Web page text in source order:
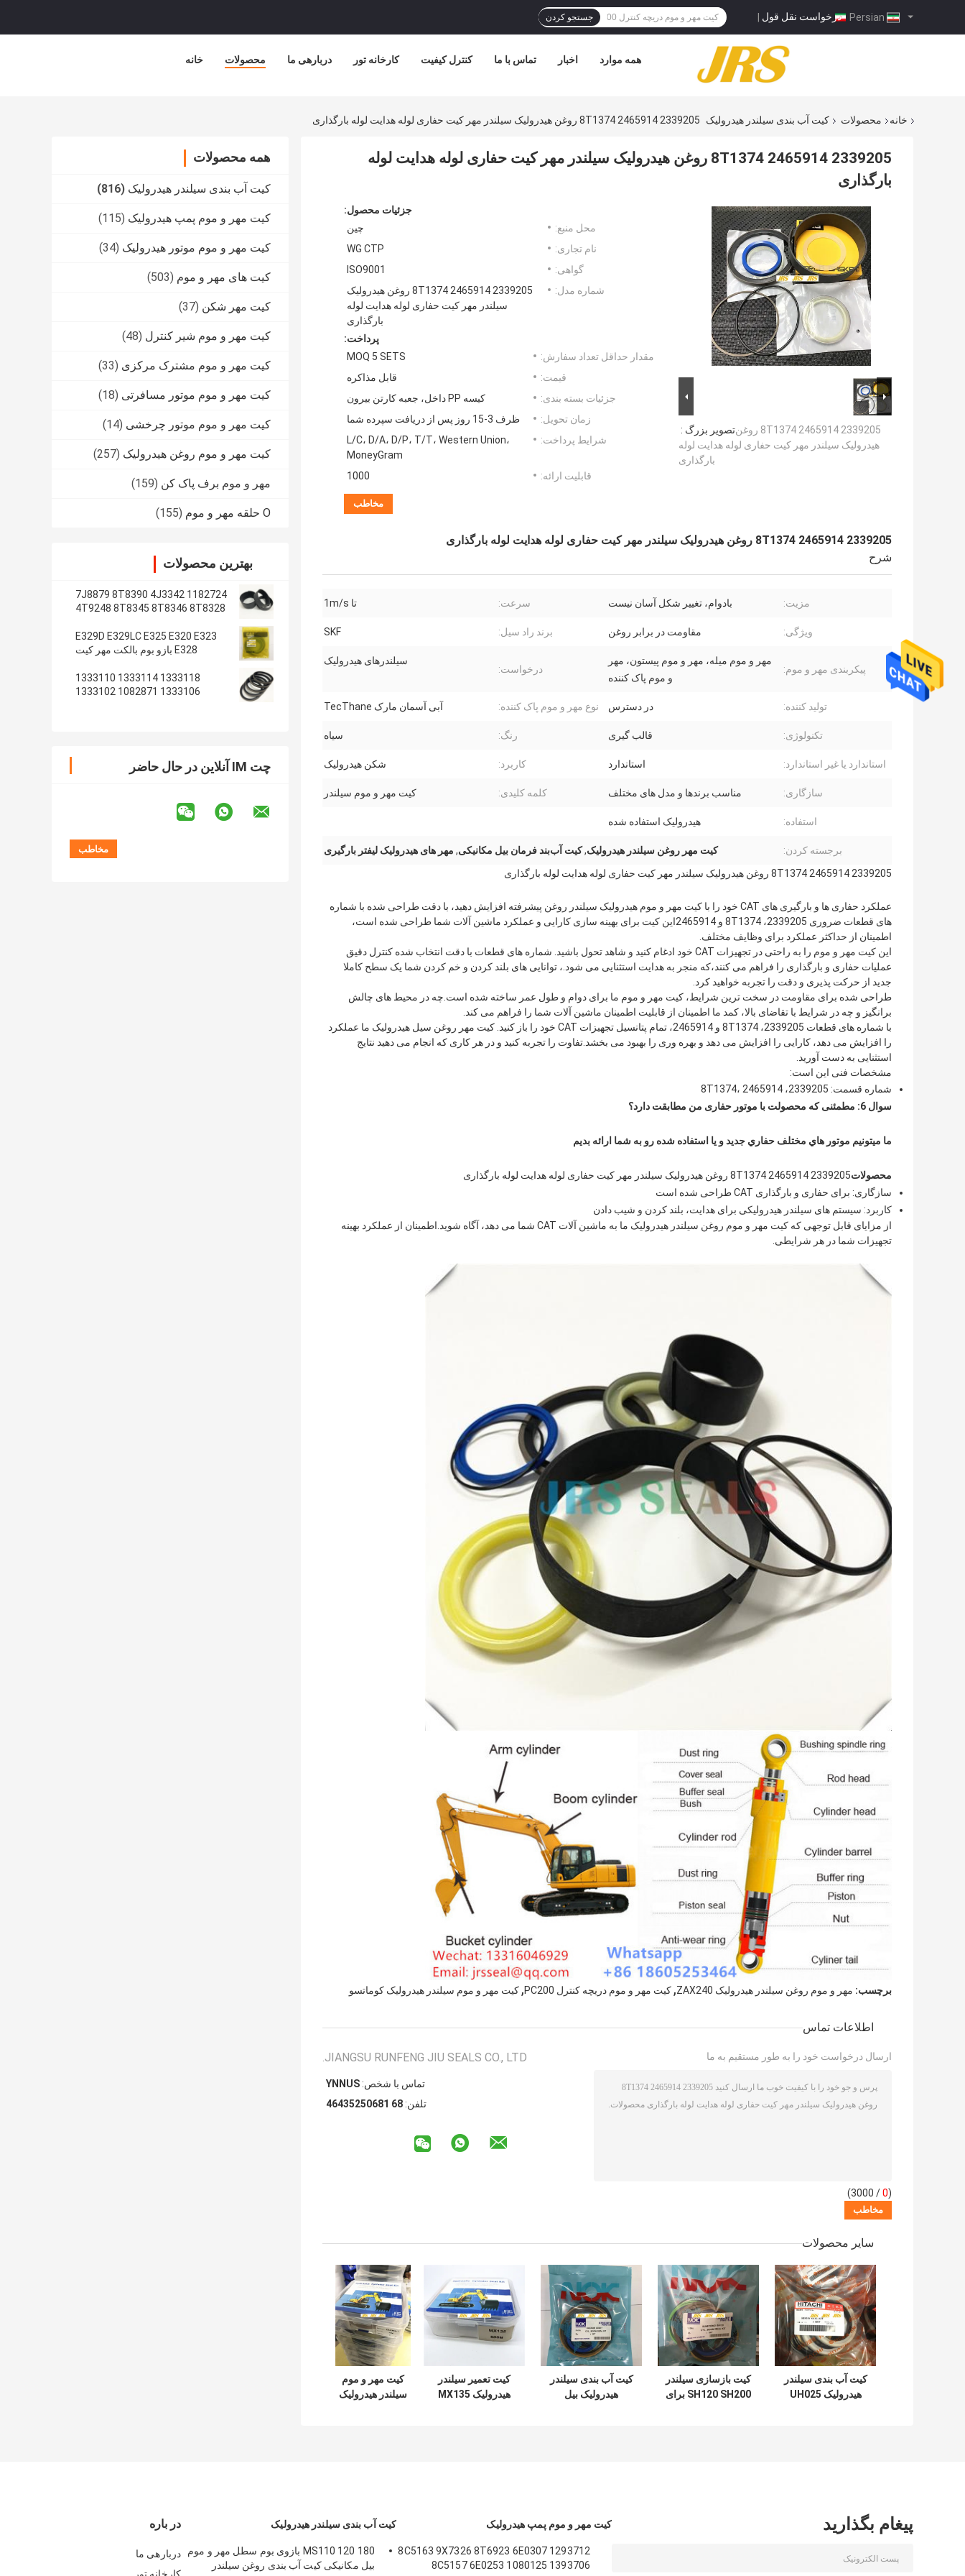
درخواست نقل قول | جستجو کردن
خانه محصولات دربارهی ما کارخانه تور کنترل کیفیت تماس با ما اخبار همه موارد
خانه محصولات کیت آب بندی سیلندر هیدرولیک 2339205 8T1374 2465914 روغن هیدرولیک سیلندر مهر کیت حفاری لوله هدایت لوله بارگذاری
همه محصولات
کیت آب بندی سیلندر هیدرولیک (816)
کیت مهر و موم پمپ هیدرولیک (115)
کیت مهر و موم موتور هیدرولیک (34)
کیت های مهر و موم (503)
کیت مهر شکن (37)
کیت مهر و موم شیر کنترل (48)
کیت مهر و موم مشترک مرکزی (33)
کیت مهر و موم موتور مسافرتی (18)
کیت مهر و موم موتور چرخشی (14)
کیت مهر و موم روغن هیدرولیک (257)
مهر و موم برف پاک کن (159)
O حلقه مهر و موم (155)
بهترین محصولات
1182724 7J8879 8T8390 4J3342
4T9248 8T8345 8T8346 8T8328
E329D E329LC E325 E320 E323
E328 بازو بوم بالکت مهر کیت
1333118 1333114 1333110
1333106 1082871 1333102
چت IM آنلاین در حال حاضر
2339205 8T1374 2465914 روغن هیدرولیک سیلندر مهر کیت حفاری لوله هدایت لوله
بارگذاری
تصویر بزرگ :2339205 8T1374 2465914 روغن
هیدرولیک سیلندر مهر کیت حفاری لوله هدایت لوله
بارگذاری
جزئیات محصول:
محل منبع:
چین
نام تجاری:
WG CTP
گواهی:
ISO9001
شماره مدل:
2339205 8T1374 2465914 روغن هیدرولیک
سیلندر مهر کیت حفاری لوله هدایت لوله
بارگذاری
پرداخت:
مقدار حداقل تعداد سفارش:
MOQ 5 SETS
قیمت:
قابل مذاکره
جزئیات بسته بندی:
کیسه PP داخل، جعبه کارتن بیرون
زمان تحویل:
ظرف 3-15 روز پس از دریافت سپرده شما
شرایط پرداخت:
L/C، D/A، D/P، T/T، Western Union،
MoneyGram
قابلیت ارائه:
1000
مخاطب
2339205 8T1374 2465914 روغن هیدرولیک سیلندر مهر کیت حفاری لوله هدایت لوله بارگذاری
شرح
مزیت: بادوام، تغییر شکل آسان نیست سرعت: تا 1m/s
ویژگی: مقاومت در برابر روغن برند راد سیل: SKF
پیکربندی مهر و موم:
مهر و موم میله، مهر و موم پیستون، مهر
و موم پاک کننده
درخواست:
سیلندرهای هیدرولیک
تولید کننده: در دسترس نوع مهر و موم پاک کننده: آبی آسمان مارک TecThane
تکنولوژی: قالب گیری رنگ: سیاه
استاندارد یا غیر استاندارد: استاندارد کاربرد: شکن هیدرولیک
سازگاری: مناسب برندها و مدل های مختلف کلمه کلیدی: کیت مهر و موم سیلندر
استفاده: هیدرولیک استفاده شده
برجسته کردن: کیت مهر روغن سیلندر هیدرولیک,کیت آب‌بند فرمان بیل مکانیکی, مهر های هیدرولیک لیفتر بارگیری
2339205 8T1374 2465914 روغن هیدرولیک سیلندر مهر کیت حفاری لوله هدایت لوله بارگذاری
عملکرد حفاری ها و بارگیری های CAT خود را با کیت مهر و موم هیدرولیک سیلندر روغن پیشرفته افزایش دهید، با دقت طراحی شده با شماره
های قطعات ضروری 2339205، 8T1374 و 2465914این کیت برای بهینه سازی کارایی و عملکرد ماشین آلات شما طراحی شده است،
اطمینان از حداکثر عملکرد برای وظایف مختلف.
این کیت مهر و موم را به راحتی در تجهیزات CAT خود ادغام کنید و شاهد تحول باشید. شماره های قطعات با دقت انتخاب شده کنترل دقیق
عملیات حفاری و بارگذاری را فراهم می کنند،که منجر به هدایت استثنایی می شود.، توانایی های بلند کردن و خم کردن شما یک سطح کاملا
جدید از حرکت پذیری و دقت را تجربه خواهید کرد.
طراحی شده برای مقاومت در سخت ترین شرایط، کیت مهر و موم ما برای دوام و طول عمر ساخته شده است.چه در محیط های چالش
برانگیز و چه در شرایط با تقاضای بالا، کمد ما اطمینان از قابلیت اطمینان ماشین آلات شما را فراهم می کند.
با شماره های قطعات 2339205، 8T1374 و 2465914، تمام پتانسیل تجهیزات CAT خود را باز کنید. کیت مهر روغن سیل هیدرولیک ما عملکرد
را افزایش می دهد، کارایی را افزایش می دهد و بهره وری را بهبود می بخشد.تفاوت را تجربه کنید و در هر کاری که انجام می دهید نتایج
استثنایی به دست آورید.
مشخصات فنی این است:
شماره قسمت: 2339205، 8T1374، 2465914
سوال 6: مطمئنی که محصولت با موتور حفاری من مطابقت دارد؟
ما ميتونيم موتور هاي مختلف حفاري جديد و يا استفاده شده رو به شما ارائه بديم
محصولات2339205 8T1374 2465914 روغن هیدرولیک سیلندر مهر کیت حفاری لوله هدایت لوله بارگذاری
سازگاری: برای حفاری و بارگذاری CAT طراحی شده است
کاربرد: سیستم های سیلندر هیدرولیکی برای هدایت، بلند کردن و شیب دادن
از مزایای قابل توجهی که کیت مهر و موم روغن سیلندر هیدرولیک ما به ماشین آلات CAT شما می دهد، آگاه شوید.اطمینان از عملکرد بهینه
تجهیزات شما در هر شرایطی.
برچسب: مهر و موم روغن سیلندر هیدرولیک ZAX240 , کیت مهر و موم دریچه کنترل PC200 , کیت مهر و موم سیلندر هیدرولیک کوماتسو
اطلاعات تماس
JIANGSU RUNFENG JIU SEALS CO., LTD.
تماس با شخص: SUNNY
تلفن: 86 18605253464
ارسال درخواست خود را به طور مستقیم به ما
(
0
/ 3000)
سایر محصولات
کیت آب بندی سیلندر
هیدرولیک UH025
کیت بازسازی سیلندر
SH120 SH200 برای
کیت آب بندی سیلندر
هیدرولیک بیل
کیت تعمیر سیلندر
هیدرولیک MX135
کیت مهر و موم
سیلندر هیدرولیک
در باره
دربارهی ما
کیت آب بندی سیلندر هیدرولیک
MS110 120 180 بازوی بوم سطل مهر و موم
بیل مکانیکی کیت آب بندی روغن سیلندر
کیت مهر و موم پمپ هیدرولیک
8C5163 9X7326 8T6923 6E0307 1293712
8C5157 6E0253 1080125 1393706
پیغام بگذارید